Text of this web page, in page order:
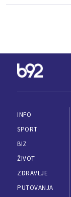
INFO
SPORT
BIZ
ŽIVOT
ZDRAVLJE
PUTOVANJA